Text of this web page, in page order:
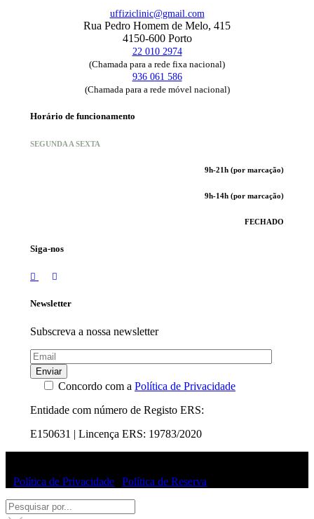
uffiziclinic@gmail.com
Rua Pedro Homem de Melo, 415
4150-600 Porto
22 010 2974
(Chamada para a rede fixa nacional)
936 061 586
(Chamada para a rede móvel nacional)
Horário de funcionamento
SEGUNDA A SEXTA
9h-21h (por marcação)
9h-14h (por marcação)
FECHADO
Siga-nos
Newsletter
Subscreva a nossa newsletter
Enviar
Concordo com a Política de Privacidade
Entidade com número de Registo ERS:
E150631 | Lincença ERS: 19783/2020
Política de Privacidade Política de Reserva